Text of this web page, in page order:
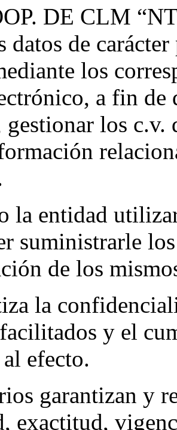
DE CLM
datos de
los
a fin de
gestionar los
la entidad
suministrarle
de los
la
y el
efecto.
garantizan y
exactitud,